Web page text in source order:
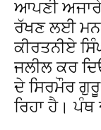
ਆਪਣੀ
ਰੱਖਣ ਲਈ ਮਨ
ਕੀਰਤਨੀਏ
ਜਲੀਲ ਕਰ
ਦੇ ਸਿਰਮੌਰ
ਰਿਹਾ ਹੈ। ਪੰਥ